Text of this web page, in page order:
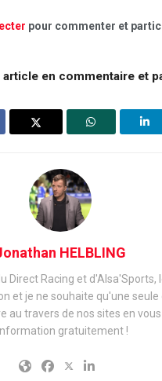
pour commenter et
en commentaire et
HELBLING
Direct Racing et d'Alsa'Sports,
et je ne souhaite qu'une seule
au travers de nos sites en
gratuitement !